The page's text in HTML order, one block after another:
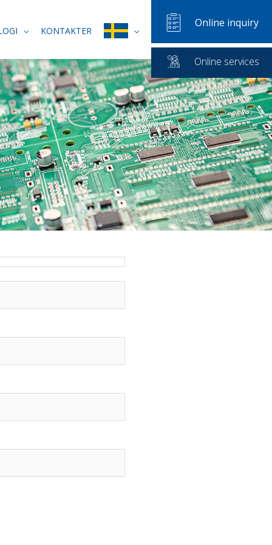
KONTAKTER
Online inquiry
Online services